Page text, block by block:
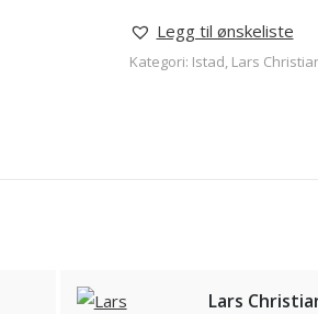
Legg til ønskeliste
Kategori: Istad, Lars
Lars